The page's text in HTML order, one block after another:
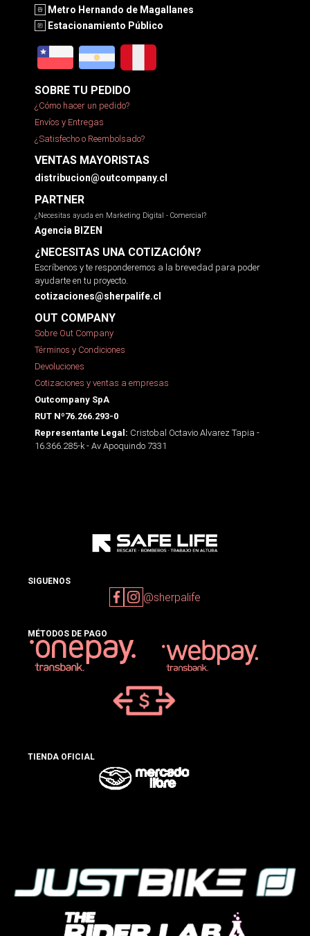
Metro Hernando de Magallanes
Estacionamiento Público
SOBRE TU PEDIDO
¿Cómo hacer un pedido?
Envíos y Entregas
¿Satisfecho o Reembolsado?
VENTAS MAYORISTAS
distribucion@outcompany.cl
PARTNER
¿Necesitas ayuda en Marketing Digital - Comercial?
Agencia BIZEN
¿NECESITAS UNA COTIZACIÓN?
Escríbenos y te responderemos a la brevedad para poder
ayudarte en tu proyecto.
cotizaciones@sherpalife.cl
OUT COMPANY
Sobre Out Company
Términos y Condiciones
Devoluciones
Cotizaciones y ventas a empresas
Outcompany SpA
RUT Nº76.266.293-0
Representante Legal: Cristobal Octavio Alvarez Tapia -
16.366.285-k - Av Apoquindo 7331
SIGUENOS
@sherpalife
MÉTODOS DE PAGO
TIENDA OFICIAL